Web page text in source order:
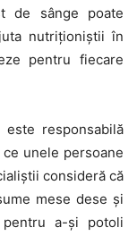
de sânge poate
nutriționiștii în
pentru fiecare
este responsabilă
unele persoane
consideră că
mese dese și
a-și potoli